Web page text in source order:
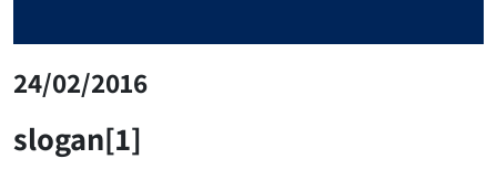
24/02/2016
slogan[1]